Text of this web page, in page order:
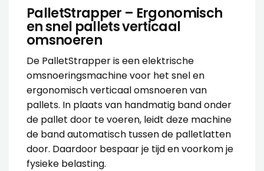
PalletStrapper – Ergonomisch
en snel pallets verticaal
omsnoeren
De PalletStrapper is een elektrische
omsnoeringsmachinevoor het snel en
ergonomisch verticaal omsnoeren van
pallets. In plaats van handmatig band onder
de pallet door te voeren, leidt deze machine
de band automatisch tussen de palletlatten
door. Daardoor bespaar je tijd en voorkom je
fysieke belasting.